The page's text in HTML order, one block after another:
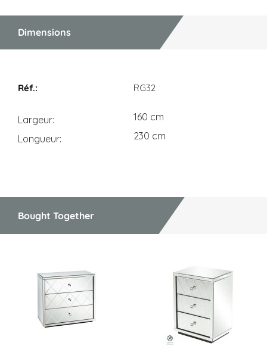
Dimensions
RG32
Largeur
160 cm
Longueur
230 cm
Bought Together